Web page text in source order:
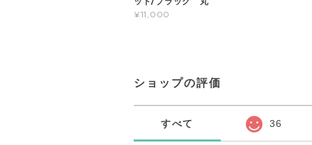
¥11,000
ショップの評価
すべて 36